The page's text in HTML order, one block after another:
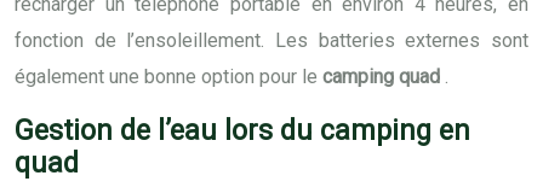
fonction de l’ensoleillement. Les batteries externes sont
également une bonne option pour le camping quad
Gestion de l’eau lors du camping en
quad